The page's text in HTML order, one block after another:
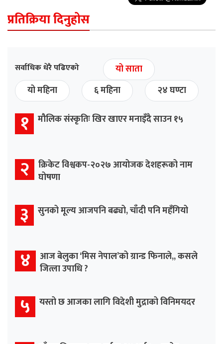
प्रतिक्रिया दिनुहोस
सर्वाधिक धेरै पढिएको
यो साता
यो महिना
६ महिना २४ घण्टा
१ मौलिक संस्कृतिः खिर खाएर मनाइँदै साउन १५
२
क्रिकेट विश्वकप-२०२७ आयोजक देशहरूको नाम
घोषणा
३ सुनको मूल्य आजपनि बढ्यो, चाँदी पनि महँगियो
४
आज बेलुका ‘मिस नेपाल’को ग्रान्ड फिनाले,, कसले
जित्ला उपाधि ?
५ यस्तो छ आजका लागि विदेशी मुद्राको विनिमयदर